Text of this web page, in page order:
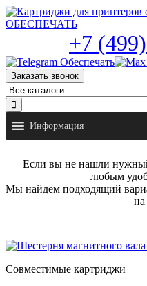
Skip
to
+7
Заказать звонок
Информация
Если вы не нашли
любым
Мы найдем подходящий
на
Совместимые картриджи